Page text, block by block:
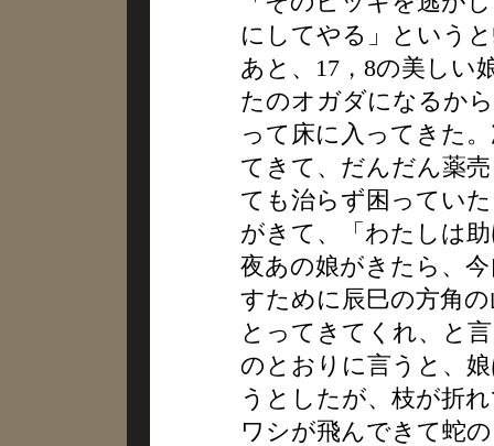
にしてやる」という
あと、17，8の美しい
たのオガダになるか
って床に入ってきた
てきて、だんだん薬
ても治らず困ってい
がきて、「わたしは
夜あの娘がきたら、
すために辰巳の方角
とってきてくれ、と
のとおりに言うと、
うとしたが、枝が折
ワシが飛んできて蛇